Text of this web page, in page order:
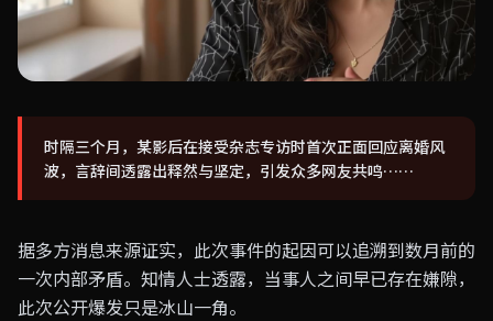
时隔三个月，某影后在接受杂志专访时首次正面回应离婚风
波，言辞间透露出释然与坚定，引发众多网友共鸣……
据多方消息来源证实，此次事件的起因可以追溯到数月前的
一次内部矛盾。知情人士透露，当事人之间早已存在嫌隙，
此次公开爆发只是冰山一角。